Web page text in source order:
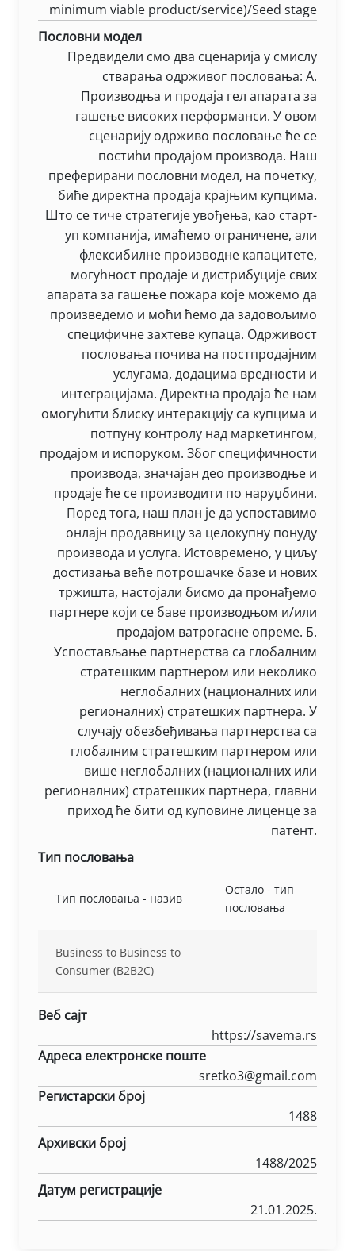
minimum viable product/service)/Seed stage
Пословни модел
Предвидели смо два сценарија у смислу
стварања одрживог пословања: А.
Производња и продаја гел апарата за
гашење високих перформанси. У овом
сценарију одрживо пословање ће се
постићи продајом производа. Наш
преферирани пословни модел, на почетку,
биће директна продаја крајњим купцима.
Што се тиче стратегије увођења, као старт-
уп компанија, имаћемо ограничене, али
флексибилне производне капацитете,
могућност продаје и дистрибуције свих
апарата за гашење пожара које можемо да
произведемо и моћи ћемо да задовољимо
специфичне захтеве купаца. Одрживост
пословања почива на постпродајним
услугама, додацима вредности и
интеграцијама. Директна продаја ће нам
омогућити блиску интеракцију са купцима и
потпуну контролу над маркетингом,
продајом и испоруком. Због специфичности
производа, значајан део производње и
продаје ће се производити по наруџбини.
Поред тога, наш план је да успоставимо
онлајн продавницу за целокупну понуду
производа и услуга. Истовремено, у циљу
достизања веће потрошачке базе и нових
тржишта, настојали бисмо да пронађемо
партнере који се баве производњом и/или
продајом ватрогасне опреме. Б.
Успостављање партнерства са глобалним
стратешким партнером или неколико
неглобалних (националних или
регионалних) стратешких партнера. У
случају обезбеђивања партнерства са
глобалним стратешким партнером или
више неглобалних (националних или
регионалних) стратешких партнера, главни
приход ће бити од куповине лиценце за
патент.
Тип пословања
Тип пословања - назив
Остало - тип
пословања
Business to Business to
Consumer (B2B2C)
Веб сајт
https://savema.rs
Адреса електронске поште
sretko3@gmail.com
Регистарски број
1488
Архивски број
1488/2025
Датум регистрације
21.01.2025.